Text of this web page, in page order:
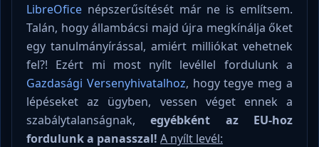
LibreOfice népszerűsítését már ne is említsem.
Talán, hogy állambácsi majd újra megkínálja őket
egy tanulmányírással, amiért milliókat vehetnek
fel?! Ezért mi most nyílt levéllel fordulunk a
Gazdasági Versenyhivatalhoz, hogy tegye meg a
lépéseket az ügyben, vessen véget ennek a
szabálytalanságnak,egyébként az EU-hoz
fordulunk a panasszal! A nyílt levél: